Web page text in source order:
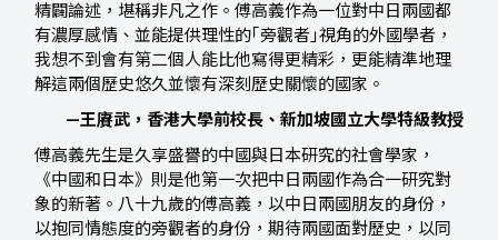
精闢論述，堪稱非凡之作。傅高義作為一位對中日兩國都
有濃厚感情、並能提供理性的｢旁觀者｣視角的外國學者，
我想不到會有第二個人能比他寫得更精彩，更能精準地理
解這兩個歷史悠久並懷有深刻歷史關懷的國家。
—王賡武，香港大學前校長、新加坡國立大學特級教授
傅高義先生是久享盛譽的中國與日本研究的社會學家，
《中國和日本》則是他第一次把中日兩國作為合一研究對
象的新著。八十九歲的傅高義，以中日兩國朋友的身份，
以抱同情態度的旁觀者的身份，期待兩國面對歷史，以同